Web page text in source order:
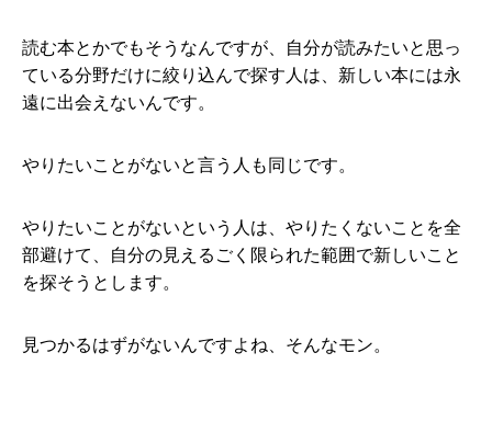
読む本とかでもそうなんですが、自分が読みたいと思っ
ている分野だけに絞り込んで探す人は、新しい本には永
遠に出会えないんです。
やりたいことがないと言う人も同じです。
やりたいことがないという人は、やりたくないことを全
部避けて、自分の見えるごく限られた範囲で新しいこと
を探そうとします。
見つかるはずがないんですよね、そんなモン。